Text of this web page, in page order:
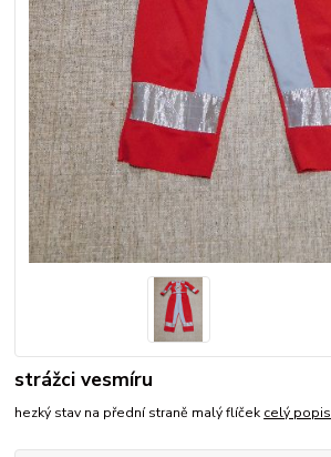
strážci vesmíru
hezký stav na přední straně malý flíček celý popis